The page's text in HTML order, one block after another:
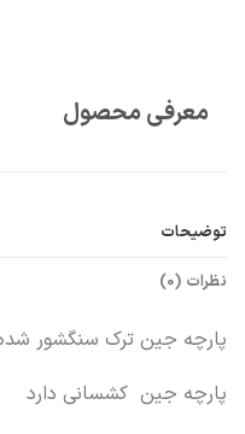
🧡بعد از خرید هم کنارتیم
معرفی محصول
توضیحات
نظرات (0)
پارچه جین ترک سنگشور شده
پارچه جین کشسانی دارد